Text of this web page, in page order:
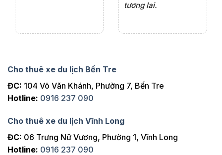
tương lai.
Cho thuê xe du lịch Bến Tre
ĐC: 104 Võ Văn Khánh, Phường 7, Bến Tre
Hotline: 0916 237 090
Cho thuê xe du lịch Vĩnh Long
ĐC: 06 Trưng Nữ Vương, Phường 1, Vĩnh Long
Hotline: 0916 237 090